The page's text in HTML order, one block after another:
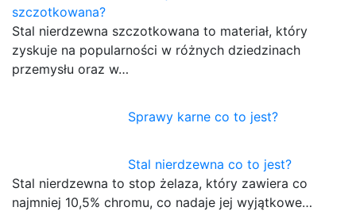
szczotkowana?
Stal nierdzewna szczotkowana to materiał, który
zyskuje na popularności w różnych dziedzinach
przemysłu oraz w…
Sprawy karne co to jest?
Stal nierdzewna co to jest?
Stal nierdzewna to stop żelaza, który zawiera co
najmniej 10,5% chromu, co nadaje jej wyjątkowe…